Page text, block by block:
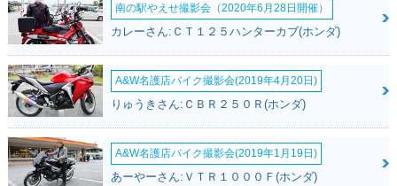
南の駅やえせ撮影会（2020年6月28日開催）
カレーさん:ＣＴ１２５ハンターカブ(ホンダ)
A&W名護店バイク撮影会(2019年4月20日)
りゅうきさん:ＣＢＲ２５０Ｒ(ホンダ)
A&W名護店バイク撮影会(2019年1月19日)
あーやーさん:ＶＴＲ１０００Ｆ(ホンダ)